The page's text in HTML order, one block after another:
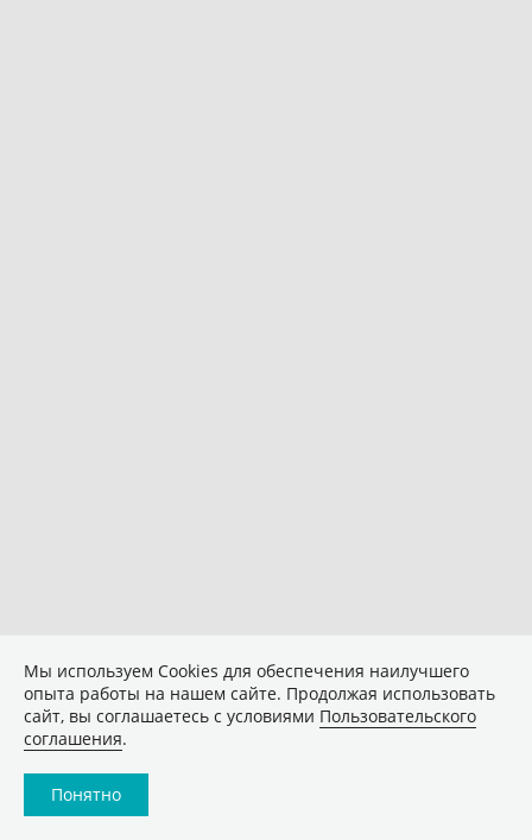
Мы используем Сookies для обеспечения наилучшего
опыта работы на нашем сайте. Продолжая использовать
сайт, вы соглашаетесь с условиями Пользовательского
соглашения.
Понятно